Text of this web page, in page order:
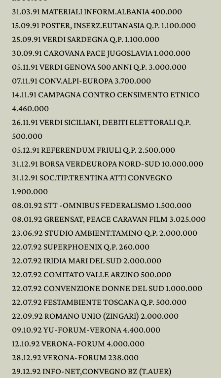
31.03.91 MATERIALI INFORM.ALBANIA 400.000
15.09.91 POSTER, INSERZ.EUTANASIA Q.P. 1.100.000
25.09.91 VERDI SARDEGNA Q.P. 1.100.000
30.09.91 CAROVANA PACE JUGOSLAVIA 1.000.000
05.11.91 VERDI GENOVA 500 ANNI Q.P. 3.000.000
07.11.91 CONV.ALPI-EUROPA 3.700.000
14.11.91 CAMPAGNA CONTRO CENSIMENTO ETNICO
4.460.000
26.11.91 VERDI SICILIANI, DEBITI ELETTORALI Q.P.
500.000
05.12.91 REFERENDUM FRIULI Q.P. 2.500.000
31.12.91 BORSA VERDEUROPA NORD-SUD 10.000.000
31.12.91 SOC.TIP.TRENTINA ATTI CONVEGNO
1.900.000
08.01.92 STT -OMNIBUS FEDERALISMO 1.500.000
08.01.92 GREENSAT, PEACE CARAVAN FILM 3.025.000
23.06.92 STUDIO AMBIENT.TAMINO Q.P. 2.000.000
22.07.92 SUPERPHOENIX Q.P. 260.000
22.07.92 IRIDIA MARI DEL SUD 2.000.000
22.07.92 COMITATO VALLE ARZINO 500.000
22.07.92 CONVENZIONE DONNE DEL SUD 1.000.000
22.07.92 FESTAMBIENTE TOSCANA Q.P. 500.000
22.09.92 ROMANO UNIO (ZINGARI) 2.000.000
09.10.92 YU-FORUM-VERONA 4.400.000
12.10.92 VERONA-FORUM 4.000.000
28.12.92 VERONA-FORUM 238.000
29.12.92 INFO-NET,CONVEGNO BZ (T.AUER)